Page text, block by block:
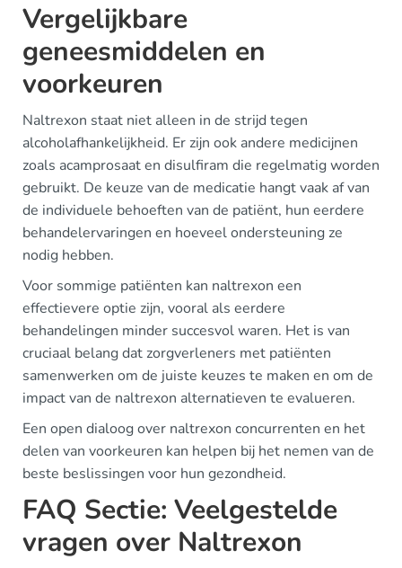
Vergelijkbare
geneesmiddelen en
voorkeuren
Naltrexon staat niet alleen in de strijd tegen
alcoholafhankelijkheid. Er zijn ook andere medicijnen
zoals acamprosaat en disulfiram die regelmatig worden
gebruikt. De keuze van de medicatie hangt vaak af van
de individuele behoeften van de patiënt, hun eerdere
behandelervaringen en hoeveel ondersteuning ze
nodig hebben.
Voor sommige patiënten kan naltrexon een
effectievere optie zijn, vooral als eerdere
behandelingen minder succesvol waren. Het is van
cruciaal belang dat zorgverleners met patiënten
samenwerken om de juiste keuzes te maken en om de
impact van de naltrexon alternatieven te evalueren.
Een open dialoog over naltrexon concurrenten en het
delen van voorkeuren kan helpen bij het nemen van de
beste beslissingen voor hun gezondheid.
FAQ Sectie: Veelgestelde
vragen over Naltrexon